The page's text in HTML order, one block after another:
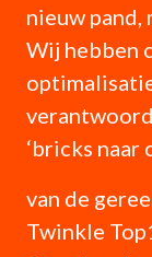
nieuw
Wij hebben
‘bricks naar
van de
Twinkle